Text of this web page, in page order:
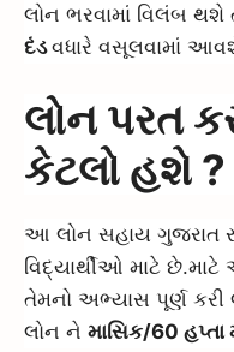
લોન ભરવામાં વિલંબ થશે
દંડવધારે વસૂલવામાં
લોન પરત
કેટલો હશે ?
આ લોન સહાય ગુજરાત
વિદ્યાર્થીઓ માટે છે.માટે
તેમનો અભ્યાસ પૂર્ણ
લોન ને માસિક/60 હપ્તા